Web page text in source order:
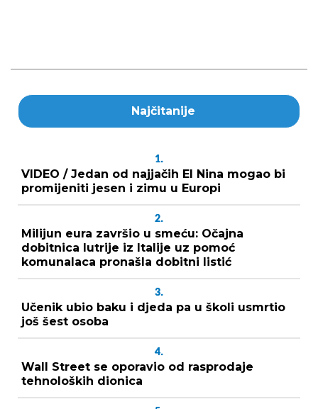
Najčitanije
1.
VIDEO / Jedan od najjačih El Nina mogao bi
promijeniti jesen i zimu u Europi
2.
Milijun eura završio u smeću: Očajna
dobitnica lutrije iz Italije uz pomoć
komunalaca pronašla dobitni listić
3.
Učenik ubio baku i djeda pa u školi usmrtio
još šest osoba
4.
Wall Street se oporavio od rasprodaje
tehnoloških dionica